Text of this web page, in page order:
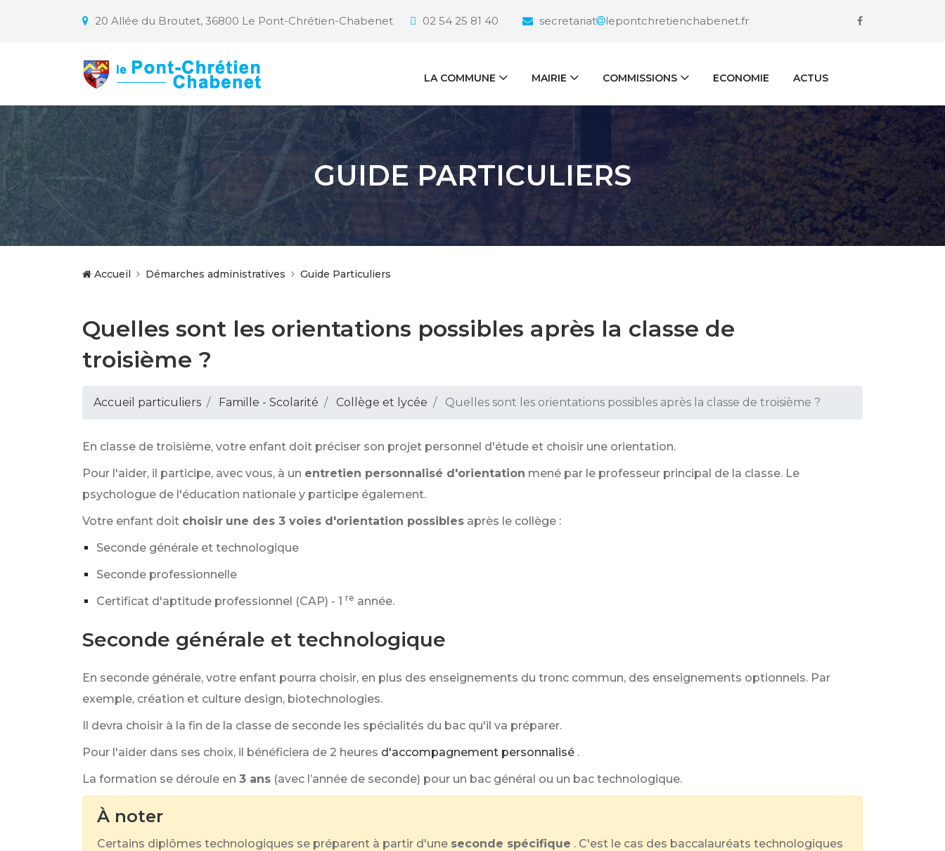
20 Allée du Broutet, 36800 Le Pont-Chrétien-Chabenet 02 54 25 81 40 secretariat lepontchretienchabenet.fr
LA COMMUNE MAIRIE COMMISSIONS ECONOMIE ACTUS
GUIDE PARTICULIERS
Accueil Démarches administratives Guide Particuliers
Quelles sont les orientations possibles après la classe de
troisième ?
Accueil particuliers Famille - Scolarité Collège et lycée Quelles sont les orientations possibles après la classe de troisième ?
En classe de troisième, votre enfant doit préciser son projet personnel d'étude et choisir une orientation.
Pour l'aider, il participe, avec vous, à un entretien personnalisé d'orientation mené par le professeur principal de la classe. Le
psychologue de l'éducation nationale y participe également.
Votre enfant doit choisir une des 3 voies d'orientation possibles après le collège :
Seconde générale et technologique
Seconde professionnelle
Certificat d'aptitude professionnel (CAP) - 1 re année.
Seconde générale et technologique
En seconde générale, votre enfant pourra choisir, en plus des enseignements du tronc commun, des enseignements optionnels. Par
exemple, création et culture design, biotechnologies.
Il devra choisir à la fin de la classe de seconde les spécialités du bac qu'il va préparer.
Pour l'aider dans ses choix, il bénéficiera de 2 heures d'accompagnement personnalisé .
La formation se déroule en 3 ans (avec l’année de seconde) pour un bac général ou un bac technologique.
À noter
Certains diplômes technologiques se préparent à partir d'une seconde spécifique . C'est le cas des baccalauréats technologiques